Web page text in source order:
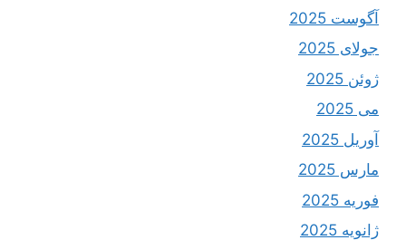
آگوست 2025
جولای 2025
ژوئن 2025
می 2025
آوریل 2025
مارس 2025
فوریه 2025
ژانویه 2025